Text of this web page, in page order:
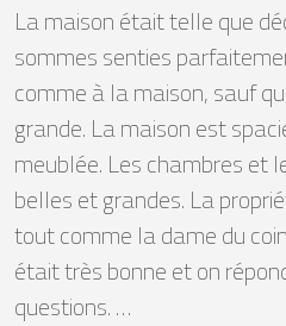
La maison était telle que
sommes senties
comme à la maison, sauf
grande. La maison est
meublée. Les chambres et
belles et grandes. La
tout comme la dame du
était très bonne et on
questions. …